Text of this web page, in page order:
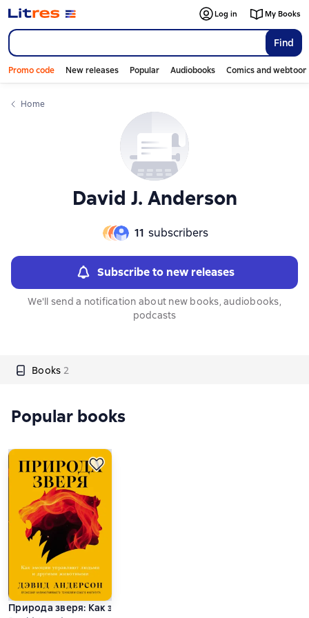
Find
Log in My Books
Promo code New releases Popular Audiobooks Comics and
Home
David J. Anderson
11 subscribers
Subscribe to new releases
We'll send a notification about new books, audiobooks,
podcasts
Books 2
Слайдер с книгами
Popular books
Природа зверя: Как эмоции управляют людьми и другими
Слайдер с книгами